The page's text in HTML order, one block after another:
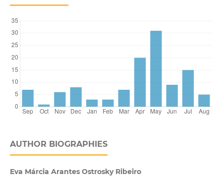
AUTHOR BIOGRAPHIES
Eva Márcia Arantes Ostrosky Ribeiro